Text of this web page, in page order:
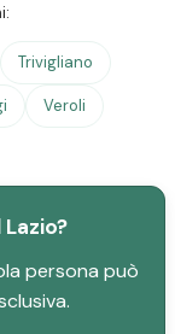
Trivigliano
Veroli
persona può